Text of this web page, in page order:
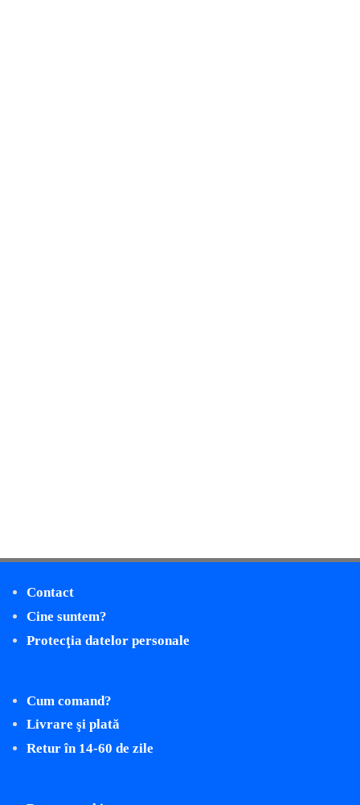
Contact
Cine suntem?
Protecţia datelor personale
Cum comand?
Livrare şi plată
Retur în 14-60 de zile